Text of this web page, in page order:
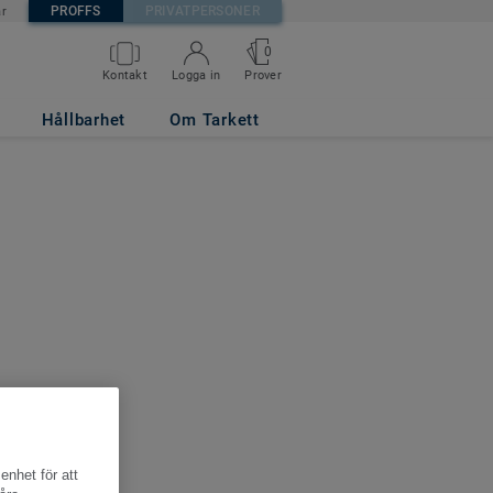
PROFFS PRIVATPERSONER
Kontakt Logga in
0
Prover
Hållbarhet Om Tarkett
för att